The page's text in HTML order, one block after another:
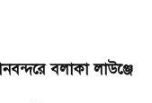
বলাকা লাউঞ্জে